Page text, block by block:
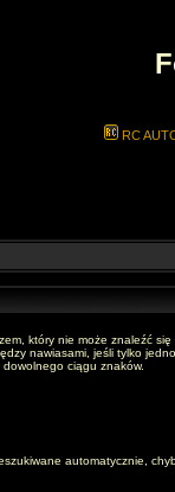
RC
który nie może znaleźć się
nawiasami, jeśli tylko
ciągu znaków.
automatycznie,